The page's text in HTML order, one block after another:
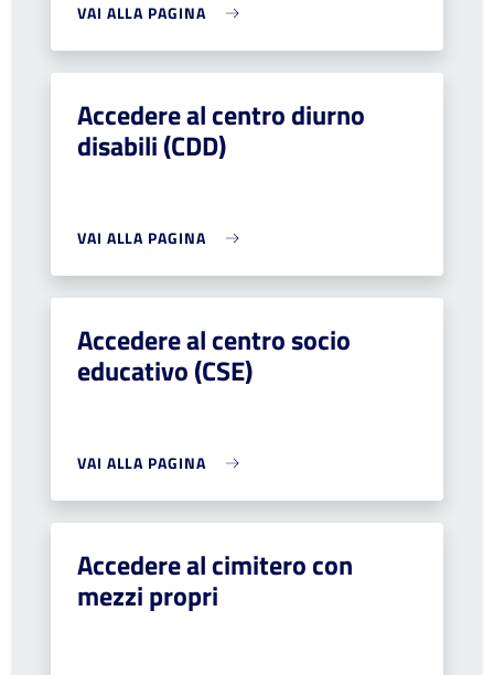
VAI ALLA PAGINA
Accedere al centro diurno
disabili (CDD)
VAI ALLA PAGINA
Accedere al centro socio
educativo (CSE)
VAI ALLA PAGINA
Accedere al cimitero con
mezzi propri